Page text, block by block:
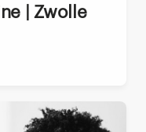
| Zwolle